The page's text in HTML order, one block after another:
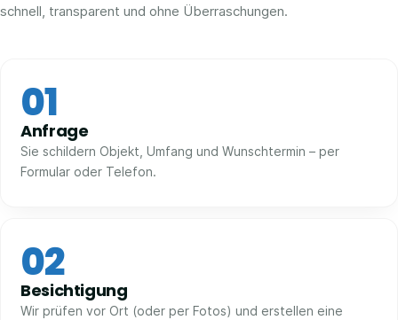
schnell, transparent und ohne Überraschungen.
01
Anfrage
Sie schildern Objekt, Umfang und Wunschtermin – per
Formular oder Telefon.
02
Besichtigung
Wir prüfen vor Ort (oder per Fotos) und erstellen eine